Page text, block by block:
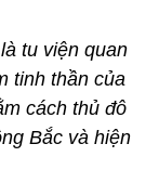
tu viện quan
tinh thần của
cách thủ đô
Bắc và hiện